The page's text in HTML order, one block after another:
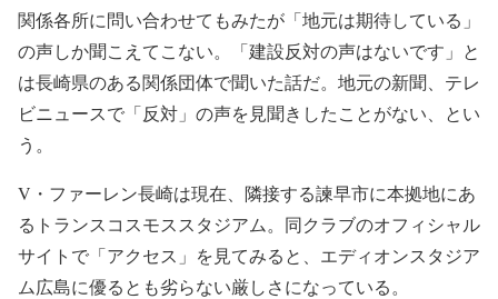
関係各所に問い合わせてもみたが「地元は期待している」
の声しか聞こえてこない。「建設反対の声はないです」と
は長崎県のある関係団体で聞いた話だ。地元の新聞、テレ
ビニュースで「反対」の声を見聞きしたことがない、とい
う。
V・ファーレン長崎は現在、隣接する諫早市に本拠地にあ
るトランスコスモススタジアム。同クラブのオフィシャル
サイトで「アクセス」を見てみると、エディオンスタジア
ム広島に優るとも劣らない厳しさになっている。